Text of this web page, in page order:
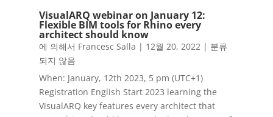
VisualARQ webinar on January 12:
Flexible BIM tools for Rhino every
architect should know
에 의해서 Francesc Salla | 12월 20, 2022| 분류
되지 않음
When: January, 12th 2023, 5 pm (UTC+1)
Registration English Start 2023 learning the
VisualARQ key features every architect that